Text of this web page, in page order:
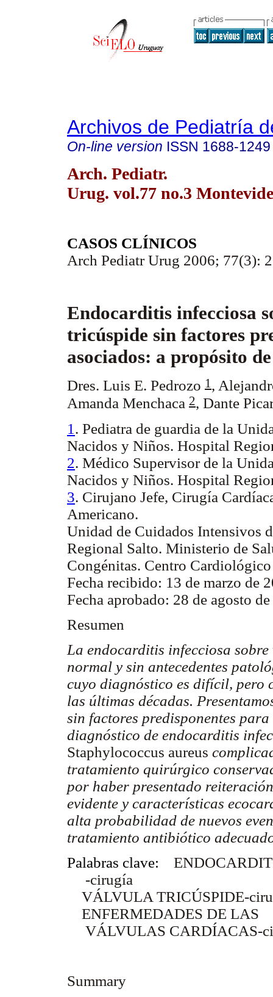
Archivos de Pediatría
On-line version ISSN 1688-1249
Arch. Pediatr.
Urug. vol.77 no.3
CASOS CLÍNICOS
Arch Pediatr Urug 2006; 77(3):
Endocarditis infecciosa
tricúspide sin factores
asociados: a propósito
Dres. Luis E. Pedrozo 1 ,
Amanda Menchaca 2, Dante
1 . Pediatra de guardia de la
Nacidos y Niños. Hospital
2. Médico Supervisor de la
Nacidos y Niños. Hospital
3. Cirujano Jefe, Cirugía
Americano.
Unidad de Cuidados Intensivos
Regional Salto. Ministerio de
Congénitas. Centro
Fecha recibido: 13 de marzo de
Fecha aprobado: 28 de agosto
Resumen
La endocarditis infecciosa
normal y sin antecedentes
cuyo diagnóstico es difícil, pero
las últimas décadas.
sin factores predisponentes
diagnóstico de endocarditis
Staphylococcus aureus
tratamiento quirúrgico
por haber presentado
evidente y características
alta probabilidad de nuevos
tratamiento antibiótico
Palabras clave:
-cirugía
VÁLVULA TRICÚSPIDE-
ENFERMEDADES DE LAS
VÁLVULAS CARDÍACAS-
Summary